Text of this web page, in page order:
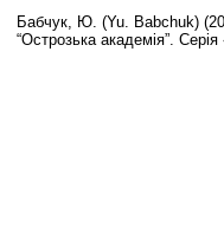
Бабчук, Ю. (Yu. Babchuk)
“Острозька академія”.